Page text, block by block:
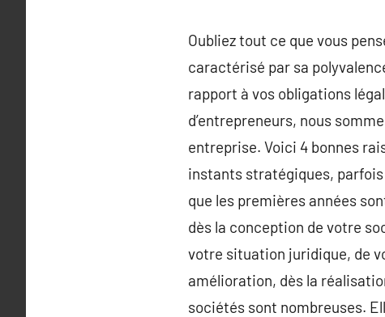
Oubliez tout ce que vous
caractérisé par sa
rapport à vos obligations
d’entrepreneurs, nous
entreprise. Voici 4 bonnes
instants stratégiques, parfois
que les premières années
dès la conception de votre
votre situation juridique, de
amélioration, dès la
sociétés sont nombreuses.